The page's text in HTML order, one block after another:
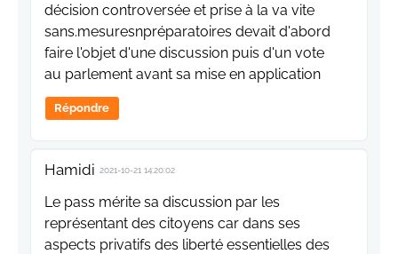
décision controversée et prise à la va vite
sans.mesuresnpréparatoires devait d'abord
faire l'objet d'une discussion puis d'un vote
au parlement avant sa mise en application
Répondre
Hamidi 2021-10-21 14:20:02
Le pass mérite sa discussion par les
représentant des citoyens car dans ses
aspects privatifs des liberté essentielles des